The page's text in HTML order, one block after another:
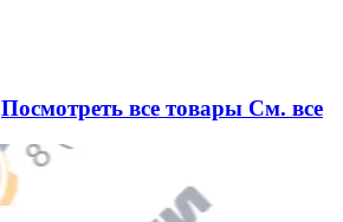
Посмотреть все товары См. все